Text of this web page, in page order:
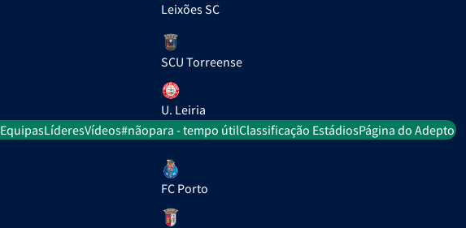
Leixões SC
SCU Torreense
U. Leiria
EquipasLíderesVídeos#nãopara - tempo útilClassificação EstádiosPágina do Adepto
FC Porto